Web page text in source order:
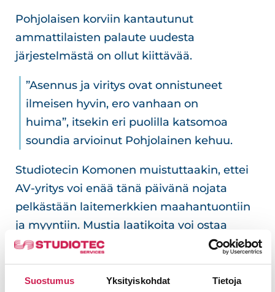
Suostumus Yksityiskohdat Tietoja
Pohjolaisen korviin kantautunut
ammattilaisten palaute uudesta
järjestelmästä on ollut kiittävää.
”Asennus ja viritys ovat onnistuneet
ilmeisen hyvin, ero vanhaan on
huima”, itsekin eri puolilla katsomoa
soundia arvioinut Pohjolainen kehuu.
Studiotecin Komonen muistuttaakin, ettei
AV-yritys voi enää tänä päivänä nojata
pelkästään laitemerkkien maahantuontiin
ja myyntiin. Mustia laatikoita voi ostaa
nykyään melkein keneltä tahansa, ja
monikin niitä käy asentelemassa.